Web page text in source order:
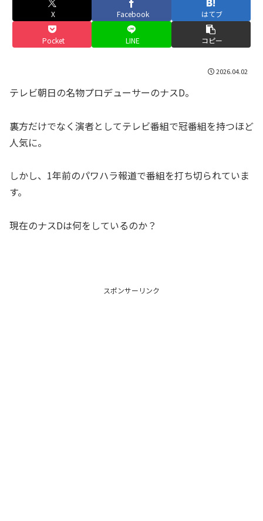
X Facebook はてブ
Pocket LINE コピー
2026.04.02
テレビ朝日の名物プロデューサーのナスD。
裏方だけでなく演者としてテレビ番組で冠番組を持つほど
人気に。
しかし、1年前のパワハラ報道で番組を打ち切られていま
す。
現在のナスDは何をしているのか？
スポンサーリンク